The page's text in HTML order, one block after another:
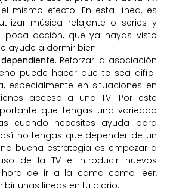
mismo efecto. En esta línea, es
música relajante o series y
poca acción, que ya hayas visto
ayude a dormir bien.
Reforzar la asociación
puede hacer que te sea difícil
especialmente en situaciones en
acceso a una TV. Por este
que tengas una variedad
cuando necesites ayuda para
no tengas que depender de un
buena estrategia es empezar a
de la TV e introducir nuevos
de ir a la cama como leer,
unas lineas en tu diario.